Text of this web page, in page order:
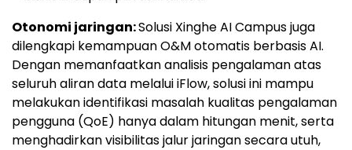
Otonomi jaringan:Solusi Xinghe AI Campus juga
dilengkapi kemampuan O&M otomatis berbasis AI.
Dengan memanfaatkan analisis pengalaman atas
seluruh aliran data melalui iFlow, solusi ini mampu
melakukan identifikasi masalah kualitas pengalaman
pengguna (QoE) hanya dalam hitungan menit, serta
menghadirkan visibilitas jalur jaringan secara utuh,